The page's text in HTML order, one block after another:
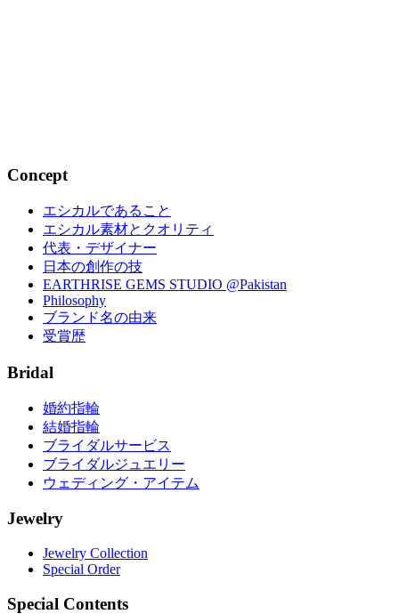
Concept
エシカルであること
エシカル素材とクオリティ
代表・デザイナー
日本の創作の技
EARTHRISE GEMS STUDIO @Pakistan
Philosophy
ブランド名の由来
受賞歴
Bridal
婚約指輪
結婚指輪
ブライダルサービス
ブライダルジュエリー
ウェディング・アイテム
Jewelry
Jewelry Collection
Special Order
Special Contents